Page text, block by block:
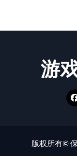
游
版权所有©